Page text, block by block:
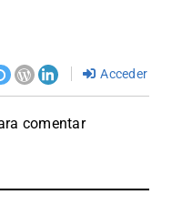
Acceder
comentar